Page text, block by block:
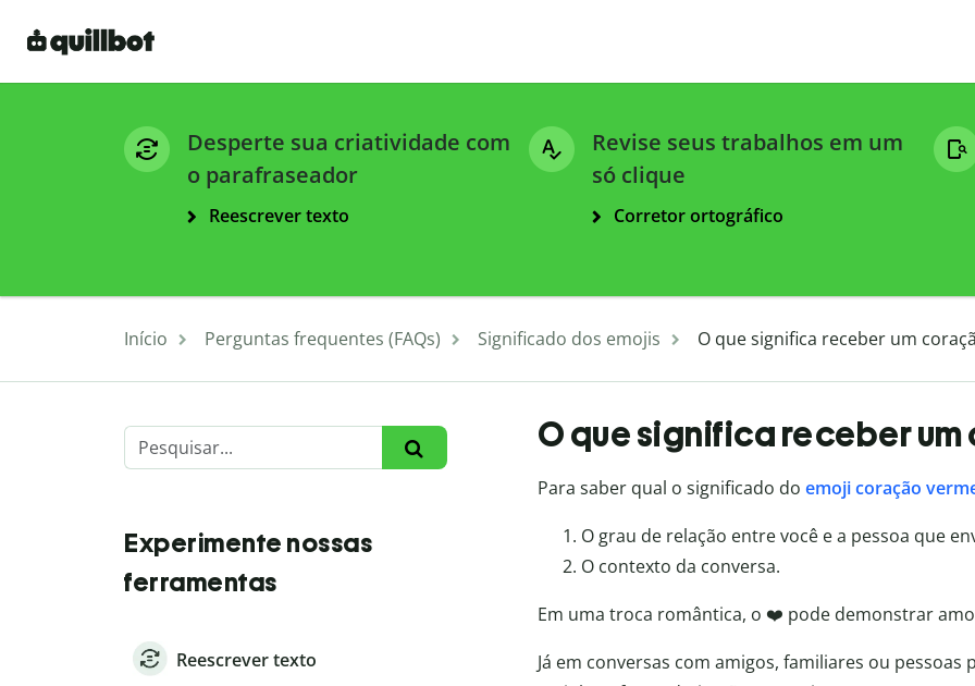
Desperte sua criatividade com
o parafraseador
Reescrever texto
Revise seus trabalhos em um
só clique
Corretor ortográfico
Início Perguntas frequentes (FAQs) Significado dos emojis O que significa receber um
Experimente nossas
ferramentas
Reescrever texto
O que significa receber
Para saber qual o significado do emoji coração
O grau de relação entre você e a pessoa que
O contexto da conversa.
Em uma troca romântica, o ❤️ pode demonstrar
Já em conversas com amigos, familiares ou